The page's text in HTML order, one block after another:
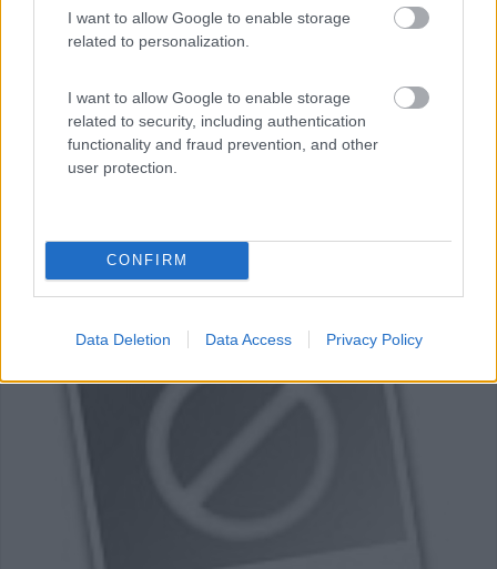
I want to allow Google to enable storage
related to personalization.
I want to allow Google to enable storage
related to security, including authentication
functionality and fraud prevention, and other
user protection.
CONFIRM
Data Deletion Data Access Privacy Policy